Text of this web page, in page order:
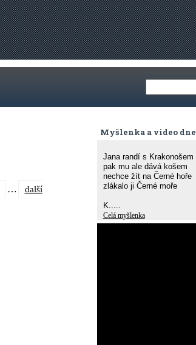
…
další
Myšlenka a video dne
Jana randí s Krakonošem
pak mu ale dává košem
nechce žít na Černé hoře
zlákalo ji Černé moře
K.....
Celá myšlenka